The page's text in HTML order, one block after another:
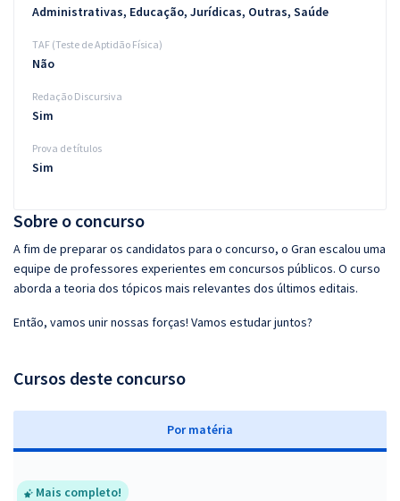
Sobre o concurso
A fim de preparar os candidatos para o concurso, o Gran escalou uma
equipe de professores experientes em concursos públicos. O curso
aborda a teoria dos tópicos mais relevantes dos últimos editais.
Então, vamos unir nossas forças! Vamos estudar juntos?
Cursos deste concurso
Por matéria
Mais completo!
Administrativas, Educação, Jurídicas, Outras, Saúde
TAF (Teste de Aptidão Física)
Não
Redação Discursiva
Sim
Prova de títulos
Sim